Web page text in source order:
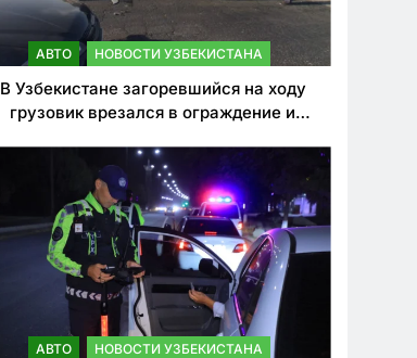
АВТО НОВОСТИ УЗБЕКИСТАНА
В Узбекистане загоревшийся на ходу
грузовик врезался в ограждение и
АВТО НОВОСТИ УЗБЕКИСТАНА